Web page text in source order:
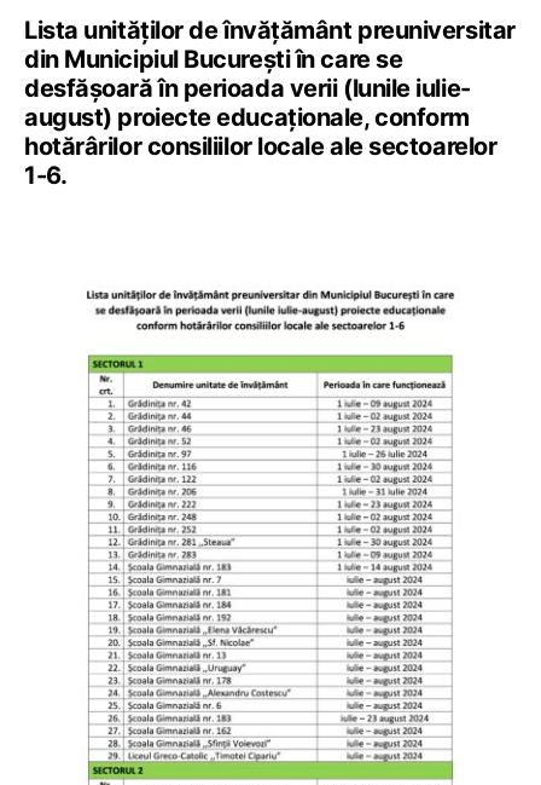
Lista unităților de învățământ preuniversitar
din Municipiul București în care se
desfășoară în perioada verii (lunile iulie-
august) proiecte educaționale, conform
hotărârilor consiliilor locale ale sectoarelor
1-6.